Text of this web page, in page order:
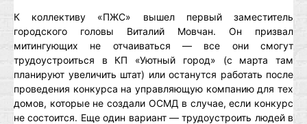
К коллективу «ПЖС» вышел первый заместитель
городского головы Виталий Мовчан. Он призвал
митингующих не отчаиваться — все они смогут
трудоустроиться в КП «Уютный город» (с марта там
планируют увеличить штат) или останутся работать после
проведения конкурса на управляющую компанию для тех
домов, которые не создали ОСМД в случае, если конкурс
не состоится. Еще один вариант — трудоустроить людей в